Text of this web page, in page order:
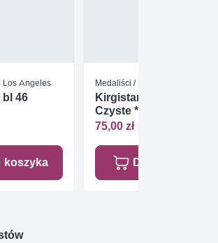
Los Angeles
bl 46
koszyka
Medaliści / Medale
Kirgistan 2002 Mi 30-30
Czyste **
75,00 zł
Dodaj do